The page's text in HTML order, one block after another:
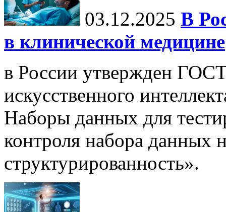
03.12.2025 В
в клинической медицине
в России утвержден
искусственного
Наборы данных для
контроля набора данных
структурированность».